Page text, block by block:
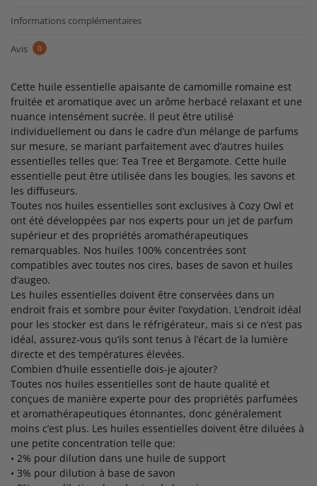
Informations complémentaires
Avis 0
Cette huile essentielle apaisante de camomille romaine est
fruitée et aromatique avec un arôme herbacé relaxant et une
nuance intensément sucrée. Il peut être utilisé
individuellement ou dans le cadre d’un mélange de parfums
sur mesure, se mariant parfaitement avec d’autres huiles
essentielles telles que: Tea Tree et Bergamote. Cette huile
essentielle peut être utilisée dans les bougies, les savons et
les diffuseurs.
Toutes nos huiles essentielles sont exclusives à Cozy Owl et
ont été développées par nos experts pour un jet de parfum
supérieur et des propriétés aromathérapeutiques
remarquables. Nos huiles 100% concentrées sont
compatibles avec toutes nos cires, bases de savon et huiles
d’augeo.
Les huiles essentielles doivent être conservées dans un
endroit frais et sombre pour éviter l’oxydation. L’endroit idéal
pour les stocker est dans le réfrigérateur, mais si ce n’est pas
idéal, assurez-vous qu’ils sont tenus à l’écart de la lumière
directe et des températures élevées.
Combien d’huile essentielle dois-je ajouter?
Toutes nos huiles essentielles sont de haute qualité et
conçues de manière experte pour des propriétés parfumées
et aromathérapeutiques étonnantes, donc généralement
moins c’est plus. Les huiles essentielles doivent être diluées à
une petite concentration telle que:
• 2% pour dilution dans une huile de support
• 3% pour dilution à base de savon